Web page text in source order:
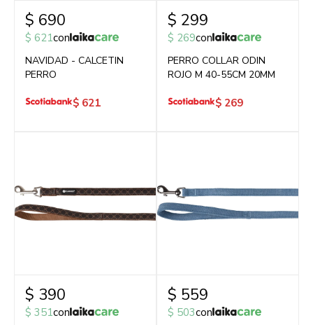
$ 690
$ 621con
NAVIDAD - CALCETIN
PERRO
$ 621
$ 299
$ 269con
PERRO COLLAR ODIN
ROJO M 40-55CM 20MM
$ 269
$ 390
$ 351con
$ 559
$ 503con